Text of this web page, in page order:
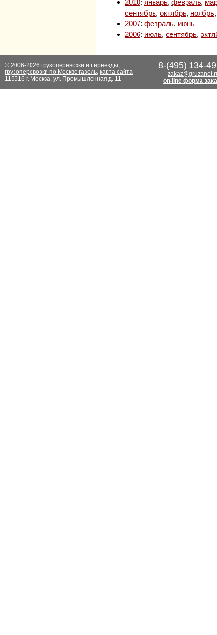
2010: январь, февраль,
сентябрь, октябрь, ноябрь
2007: февраль, июнь
2006: июль, сентябрь,
© 2006-2026 грузоперевозки и переезды,
грузоперевозки по Москве газель, карта сайта
115516 г. Москва, ул. Промышленная д. 11
8-(495) 134-
on-line форма